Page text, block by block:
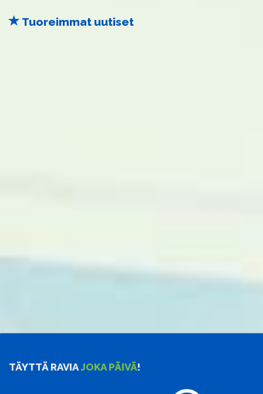
Tuoreimmat uutiset
TÄYTTÄ RAVIAJOKA PÄIVÄ!